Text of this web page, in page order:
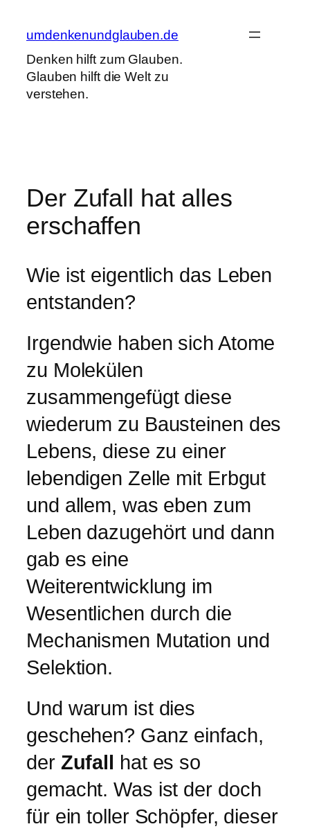
Inhaltumdenkenundglauben.de
Denken hilft zum Glauben.
Glauben hilft die Welt zu
verstehen.
Der Zufall hat alles
erschaffen
Wie ist eigentlich das Leben
entstanden?
Irgendwie haben sich Atome
zu Molekülen
zusammengefügt diese
wiederum zu Bausteinen des
Lebens, diese zu einer
lebendigen Zelle mit Erbgut
und allem, was eben zum
Leben dazugehört und dann
gab es eine
Weiterentwicklung im
Wesentlichen durch die
Mechanismen Mutation und
Selektion.
Und warum ist dies
geschehen? Ganz einfach,
der Zufall hat es so
gemacht. Was ist der doch
für ein toller Schöpfer, dieser